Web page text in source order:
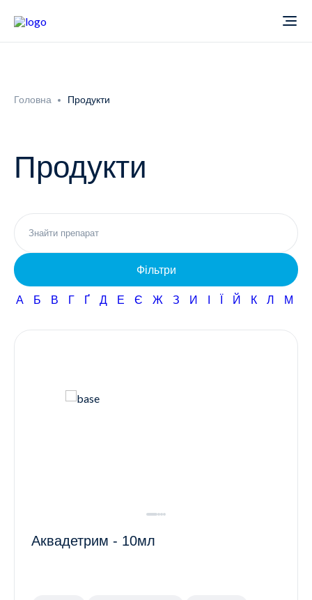
Новини
Неврологія
Гінекологія
Фармаконагляд
Кар'єра
Головна Продукти
Продукти
Фільтри
А Б В Г Ґ Д Е Є Ж З И І Ї Й К Л М
Аквадетрим - 10мл